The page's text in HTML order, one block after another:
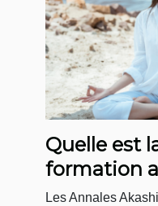
Quelle est
formation
Les Annales